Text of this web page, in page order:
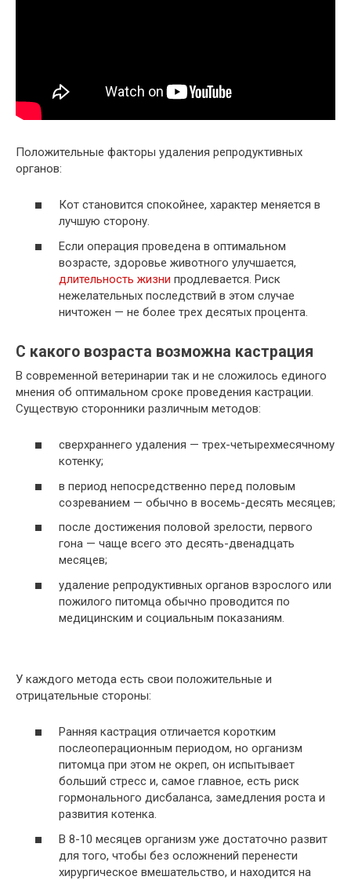
Положительные факторы удаления репродуктивных
органов:
Кот становится спокойнее, характер меняется в
лучшую сторону.
Если операция проведена в оптимальном
возрасте, здоровье животного улучшается,
длительность жизни продлевается. Риск
нежелательных последствий в этом случае
ничтожен — не более трех десятых процента.
С какого возраста возможна кастрация
В современной ветеринарии так и не сложилось единого
мнения об оптимальном сроке проведения кастрации.
Существую сторонники различным методов:
сверхраннего удаления — трех-четырехмесячному
котенку;
в период непосредственно перед половым
созреванием — обычно в восемь-десять месяцев;
после достижения половой зрелости, первого
гона — чаще всего это десять-двенадцать
месяцев;
удаление репродуктивных органов взрослого или
пожилого питомца обычно проводится по
медицинским и социальным показаниям.
У каждого метода есть свои положительные и
отрицательные стороны:
Ранняя кастрация отличается коротким
послеоперационным периодом, но организм
питомца при этом не окреп, он испытывает
больший стресс и, самое главное, есть риск
гормонального дисбаланса, замедления роста и
развития котенка.
В 8-10 месяцев организм уже достаточно развит
для того, чтобы без осложнений перенести
хирургическое вмешательство, и находится на